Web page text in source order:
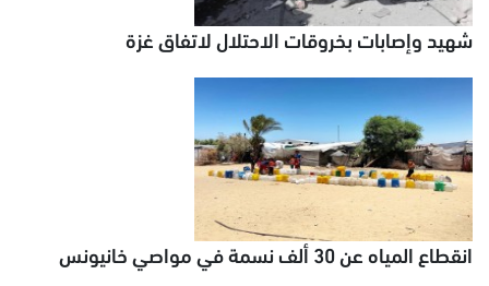
شهيد وإصابات بخروقات الاحتلال لاتفاق غزة
انقطاع المياه عن 30 ألف نسمة في مواصي خانيونس